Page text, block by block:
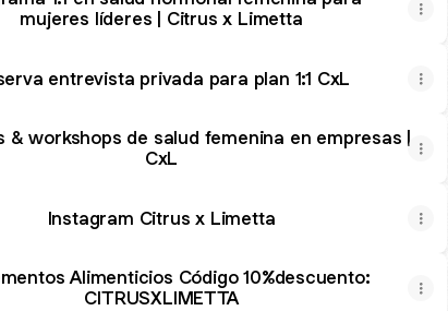
mujeres líderes | Citrus x Limetta
entrevista privada para plan 1:1 CxL
& workshops de salud femenina en empresas |
CxL
Instagram Citrus x Limetta
Alimenticios Código 10%descuento:
CITRUSXLIMETTA